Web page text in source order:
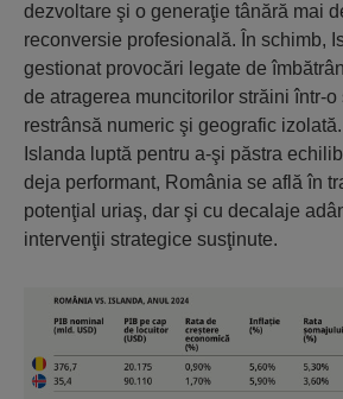
dezvoltare şi o generaţie tânără mai
reconversie profesională. În schimb,
gestionat provocări legate de
de atragerea muncitorilor străini într-
restrânsă numeric şi geografic
Islanda luptă pentru a-şi păstra
deja performant, România se află în
potenţial uriaş, dar şi cu decalaje
intervenţii strategice susţinute.